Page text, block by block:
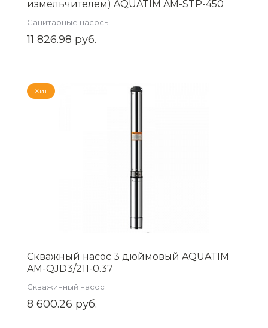
измельчителем) AQUATIM AM-STP-450
Санитарные насосы
11 826.98 руб.
Хит
Скважный насос 3 дюймовый AQUATIM
AM-QJD3/211-0.37
Скважинный насос
8 600.26 руб.